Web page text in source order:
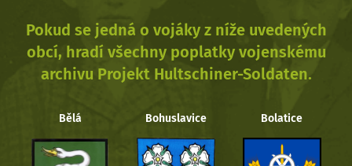
Pokud se jedná o vojáky z níže uvedených
obcí, hradí všechny poplatky vojenskému
archivu Projekt Hultschiner-Soldaten.
Bělá Bohuslavice Bolatice